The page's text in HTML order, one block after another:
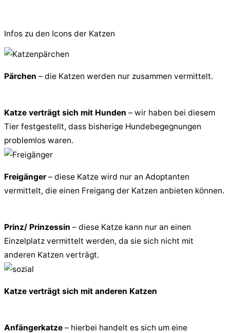
Infos zu den Icons der Katzen
Pärchen – die Katzen werden nur zusammen vermittelt.
Katze verträgt sich mit Hunden – wir haben bei diesem
Tier festgestellt, dass bisherige Hundebegegnungen
problemlos waren.
Freigänger – diese Katze wird nur an Adoptanten
vermittelt, die einen Freigang der Katzen anbieten können.
Prinz/ Prinzessin – diese Katze kann nur an einen
Einzelplatz vermittelt werden, da sie sich nicht mit
anderen Katzen verträgt.
Katze verträgt sich mit anderen Katzen
Anfängerkatze – hierbei handelt es sich um eine